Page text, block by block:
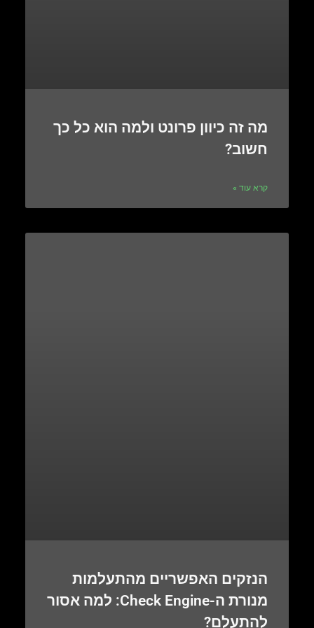
מה זה כיוון פרונט ולמה הוא כל כך
חשוב?
קרא עוד »
הנזקים האפשריים מהתעלמות
מנורת ה-Check Engine: למה אסור
להתעלם?